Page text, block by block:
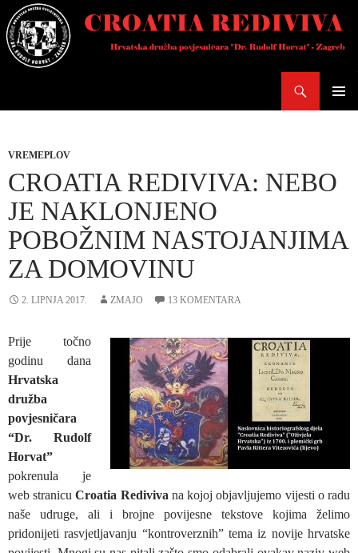
Skoči
do
sadržaja
VREMEPLOV
CROATIA REDIVIVA: NEBO
JE NAKLONJENO
POBOŽNIM NASTOJANJIMA
ZA DOMOVINU
2. LIPNJA 2017. ZMAJO 13 KOMENTARA
Prije točno
godinu dana
Hrvatska
družba
povjesničara
“Dr. Rudolf
Horvat”
pokrenula je
web stranicuCroatia Rediviva na kojoj objavljujemo vijesti o radu
naše udruge, ali i brojne povijesne tekstove kojima želimo
pridonijeti rasvjetljavanju “kontroverznih” tema iz novije hrvatske